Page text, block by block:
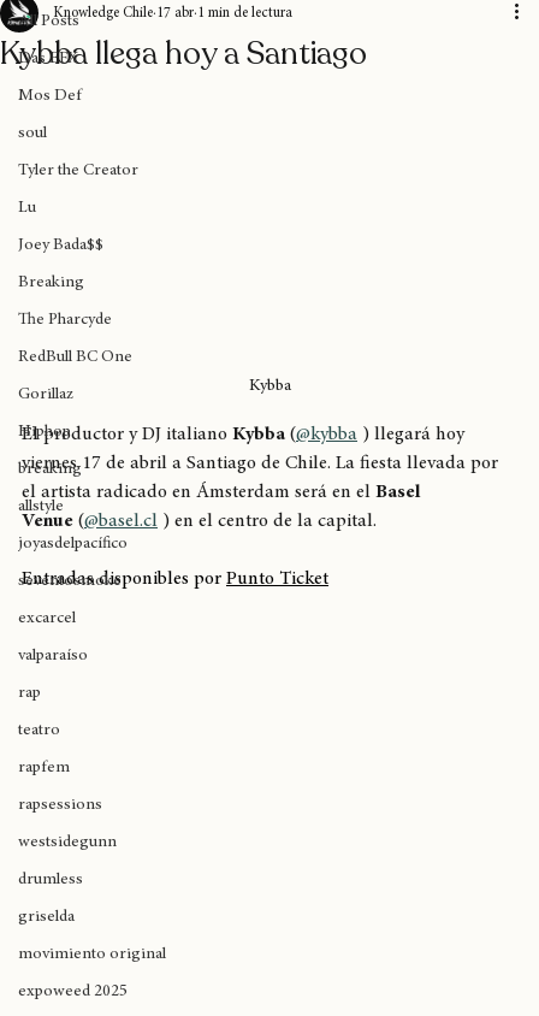
All Posts
Das EFX
Mos Def
soul
Tyler the Creator
Lu
Joey Bada$$
Breaking
The Pharcyde
RedBull BC One
Gorillaz
Hiphop
breaking
allstyle
joyasdelpacífico
seventosmoke
excarcel
valparaíso
rap
teatro
rapfem
rapsessions
westsidegunn
drumless
griselda
movimiento original
All Posts
Kybba llega hoy a Santiago
Knowledge Chile 17 abr 1 min de lectura
El productor y DJ italiano Kybba (@kybba ) llegará hoy
viernes 17 de abril a Santiago de Chile. La fiesta llevada por
el artista radicado en Ámsterdam será en el
Venue (@basel.cl
Entradas disponibles por